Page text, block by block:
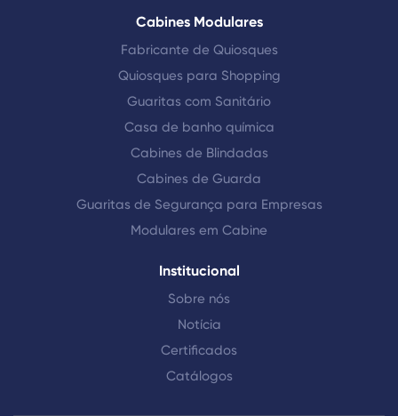
Cabines Modulares
Fabricante de Quiosques
Quiosques para Shopping
Guaritas com Sanitário
Casa de banho química
Cabines de Blindadas
Cabines de Guarda
Guaritas de Segurança para Empresas
Modulares em Cabine
Institucional
Sobre nós
Notícia
Certificados
Catálogos